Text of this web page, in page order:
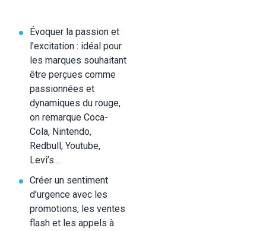
Évoquer la passion et
l'excitation : idéal pour
les marques souhaitant
être perçues comme
passionnées et
dynamiques du rouge,
on remarque Coca-
Cola, Nintendo,
Redbull, Youtube,
Levi’s…
Créer un sentiment
d'urgence avec les
promotions, les ventes
flash et les appels à